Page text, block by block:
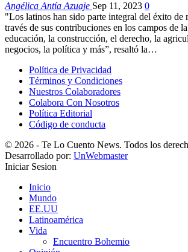
Angélica Antía Azuaje Sep 11, 2023 0
"Los latinos han sido parte integral del éxito de
través de sus contribuciones en los campos de
educación, la construcción, el derecho, la
negocios, la política y más”, resaltó la…
Política de Privacidad
Términos y Condiciones
Nuestros Colaboradores
Colabora Con Nosotros
Política Editorial
Código de conducta
© 2026 - Te Lo Cuento News. Todos los
Desarrollado por: UnWebmaster
Iniciar Sesion
Inicio
Mundo
EE.UU
Latinoamérica
Vida
Encuentro Bohemio